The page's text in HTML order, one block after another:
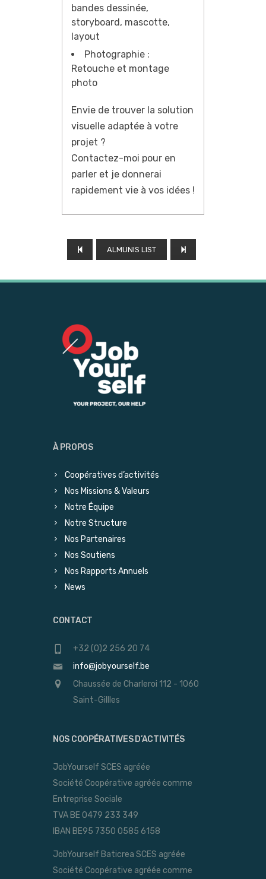
bandes dessinée,
storyboard, mascotte,
layout
Photographie :
Retouche et montage
photo
Envie de trouver la solution
visuelle adaptée à votre
projet ?
Contactez-moi pour en
parler et je donnerai
rapidement vie à vos idées !
ALMUNIS LIST
À PROPOS
Coopératives d’activités
Nos Missions & Valeurs
Notre Équipe
Notre Structure
Nos Partenaires
Nos Soutiens
Nos Rapports Annuels
News
CONTACT
+32 (0)2 256 20 74
info@jobyourself.be
Chaussée de Charleroi 112 - 1060
Saint-Gillles
NOS COOPÉRATIVES D’ACTIVITÉS
JobYourself SCES agréée
Société Coopérative agréée comme
Entreprise Sociale
TVA BE 0479 233 349
IBAN BE95 7350 0585 6158
JobYourself Baticrea SCES agréée
Société Coopérative agréée comme